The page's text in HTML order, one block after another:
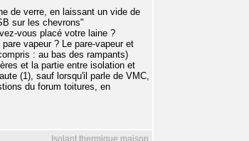
de verre, en laissant un vide de
sur les chevrons"
vous placé votre laine ?
vapeur ? Le pare-vapeur et
: au bas des rampants)
et la partie entre isolation et
(1), sauf lorsqu'il parle de VMC,
du forum toitures, en
Isolant thermique maison